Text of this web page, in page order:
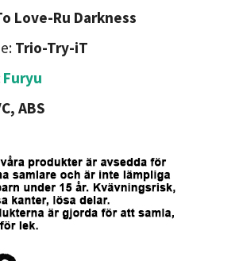
Love-Ru Darkness
Trio-Try-iT
Furyu
ABS